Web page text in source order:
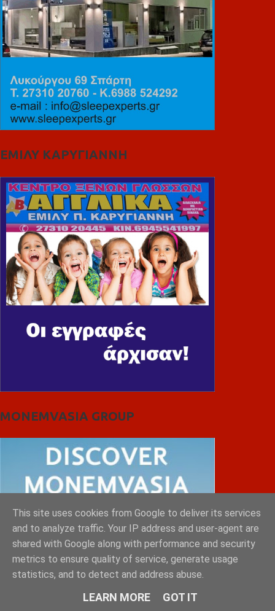
ΕΜΙΛΥ ΚΑΡΥΓΙΑΝΝΗ
MONEMVASIA GROUP
This site uses cookies from Google to deliver its services
and to analyze traffic. Your IP address and user-agent are
shared with Google along with performance and security
metrics to ensure quality of service, generate usage
statistics, and to detect and address abuse.
LEARN MORE GOT IT